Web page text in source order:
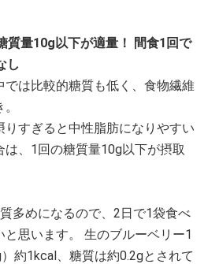
質量10g以下が適量！ 間食1回で
し
は比較的糖質も低く、食物繊維
すぎると中性脂肪になりやすい
、1回の糖質量10g以下が摂取
多めになるので、2日で1袋食べ
思います。 生のブルーベリー1
約1kcal、糖質は約0.2gとされて